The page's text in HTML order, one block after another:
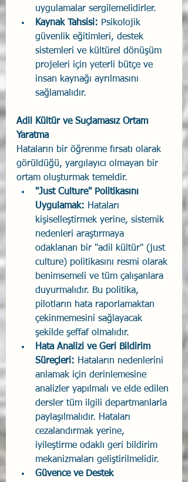
uygulamalar sergilemelidirler.
Kaynak Tahsisi: Psikolojik
güvenlik eğitimleri, destek
sistemleri ve kültürel dönüşüm
projeleri için yeterli bütçe ve
insan kaynağı ayrılmasını
sağlamalıdır.
Adil Kültür ve Suçlamasız Ortam
Yaratma
Hataların bir öğrenme fırsatı olarak
görüldüğü, yargılayıcı olmayan bir
ortam oluşturmak temeldir.
"Just Culture" Politikasını
Uygulamak: Hataları
kişiselleştirmek yerine, sistemik
nedenleri araştırmaya
odaklanan bir "adil kültür" (just
culture) politikasını resmi olarak
benimsemeli ve tüm çalışanlara
duyurmalıdır. Bu politika,
pilotların hata raporlamaktan
çekinmemesini sağlayacak
şekilde şeffaf olmalıdır.
Hata Analizi ve Geri Bildirim
Süreçleri: Hataların nedenlerini
anlamak için derinlemesine
analizler yapılmalı ve elde edilen
dersler tüm ilgili departmanlarla
paylaşılmalıdır. Hataları
cezalandırmak yerine,
iyileştirme odaklı geri bildirim
mekanizmaları geliştirilmelidir.
Güvence ve Destek